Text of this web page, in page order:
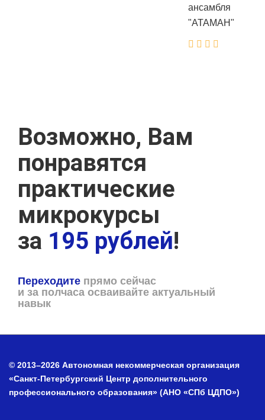
ансамбля
"АТАМАН"
Возможно, Вам
понравятся
практические
микрокурсы
за 195 рублей!
Переходите прямо сейчас
и за полчаса осваивайте актуальный
навык
© 2013–2026 Автономная некоммерческая организация
«Санкт-Петербургский Центр дополнительного
профессионального образования» (АНО «СПб ЦДПО»)